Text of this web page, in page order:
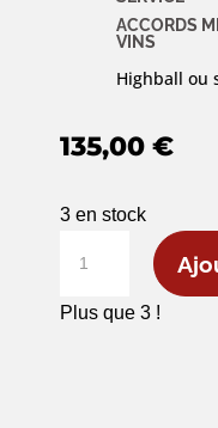
ACCORDS
VINS
Highball ou
135,00 €
3 en stock
Zacapa
Plus que 3 !